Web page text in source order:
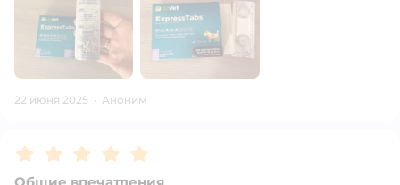
22 июня 2025 · Аноним
Рейтинг:5